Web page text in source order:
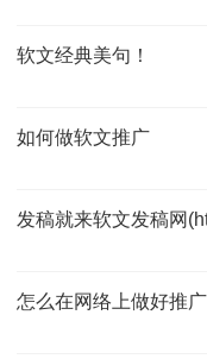
软文经典美句！
如何做软文推广
发稿就来软文发稿网
怎么在网络上做好推广